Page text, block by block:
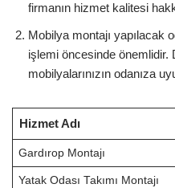
firmanın hizmet kalitesi
Mobilya montajı yapılacak
işlemi öncesinde önemlidir.
mobilyalarınızın odanıza
Hizmet Adı
Gardırop Montajı
Yatak Odası Takımı Montajı